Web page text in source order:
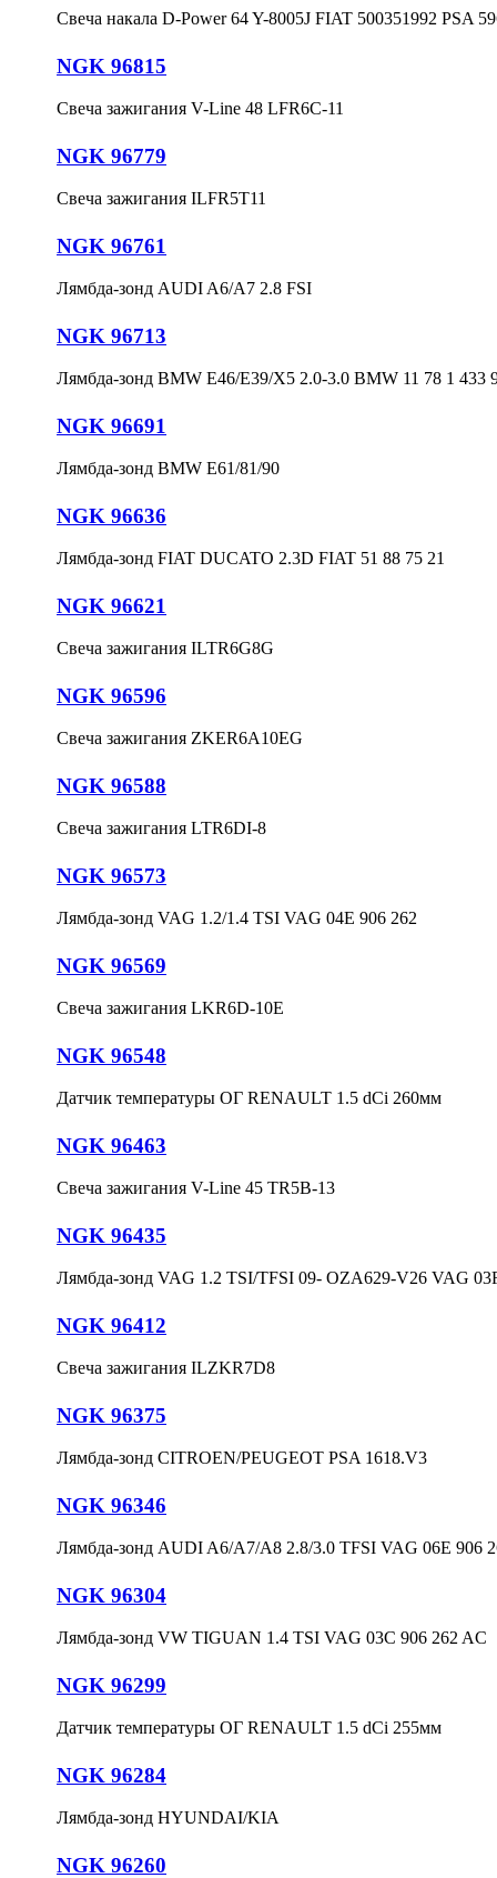
Свеча накала D-Power 64 Y-8005J FIAT 500351992 PSA
NGK 96815
Свеча зажигания V-Line 48 LFR6C-11
NGK 96779
Свеча зажигания ILFR5T11
NGK 96761
Лямбда-зонд AUDI A6/A7 2.8 FSI
NGK 96713
Лямбда-зонд BMW E46/E39/X5 2.0-3.0 BMW 11 78 1 433
NGK 96691
Лямбда-зонд BMW E61/81/90
NGK 96636
Лямбда-зонд FIAT DUCATO 2.3D FIAT 51 88 75 21
NGK 96621
Свеча зажигания ILTR6G8G
NGK 96596
Свеча зажигания ZKER6A10EG
NGK 96588
Свеча зажигания LTR6DI-8
NGK 96573
Лямбда-зонд VAG 1.2/1.4 TSI VAG 04E 906 262
NGK 96569
Свеча зажигания LKR6D-10E
NGK 96548
Датчик температуры ОГ RENAULT 1.5 dCi 260мм
NGK 96463
Свеча зажигания V-Line 45 TR5B-13
NGK 96435
Лямбда-зонд VAG 1.2 TSI/TFSI 09- OZA629-V26 VAG
NGK 96412
Свеча зажигания ILZKR7D8
NGK 96375
Лямбда-зонд CITROEN/PEUGEOT PSA 1618.V3
NGK 96346
Лямбда-зонд AUDI A6/A7/A8 2.8/3.0 TFSI VAG 06E 906
NGK 96304
Лямбда-зонд VW TIGUAN 1.4 TSI VAG 03C 906 262 AC
NGK 96299
Датчик температуры ОГ RENAULT 1.5 dCi 255мм
NGK 96284
Лямбда-зонд HYUNDAI/KIA
NGK 96260